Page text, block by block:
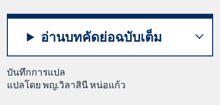
อ่านบทคัดย่อฉบับเต็ม
บันทึกการแปล
แปลโดย พญ.วิลาสินี หน่อแก้ว